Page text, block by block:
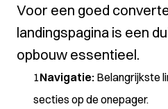
Voor een goed
landingspagina is een
opbouw essentieel.
Navigatie: Belangrijkste
secties op de onepager.